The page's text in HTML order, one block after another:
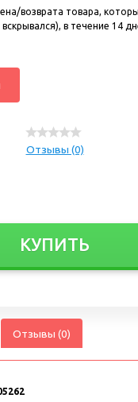
возврата товара,
в течение 14
Отзывы (0)
КУПИТЬ
Отзывы (0)